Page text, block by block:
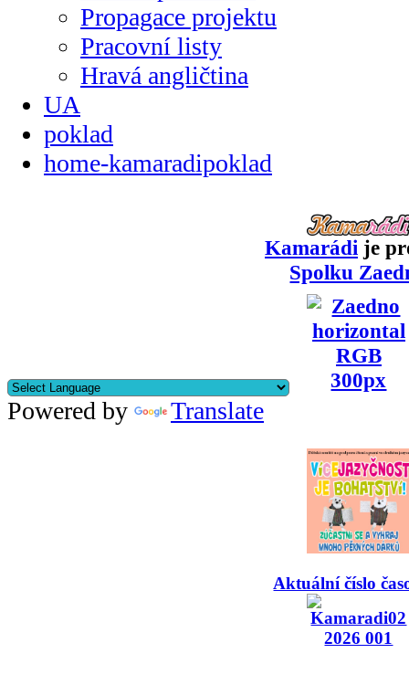
Propagace projektu
Pracovní listy
Hravá angličtina
UA
poklad
home-kamaradipoklad
Kamarádi je
Spolku
Powered by Translate
Aktuální číslo